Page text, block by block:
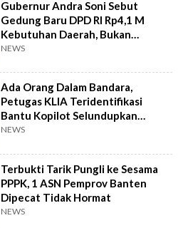
Gubernur Andra Soni Sebut
Gedung Baru DPD RI Rp4,1 M
Kebutuhan Daerah, Bukan
Senator
NEWS
Ada Orang Dalam Bandara,
Petugas KLIA Teridentifikasi
Bantu Kopilot Selundupkan
Ekstasi ke Indonesia
NEWS
Terbukti Tarik Pungli ke Sesama
PPPK, 1 ASN Pemprov Banten
Dipecat Tidak Hormat
NEWS